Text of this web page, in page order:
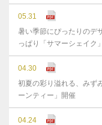
05.31
暑い季節にぴったりのデ
っぱり「サマーシェイク」
04.30
初夏の彩り溢れる、みず
ーンティー」開催
04.24